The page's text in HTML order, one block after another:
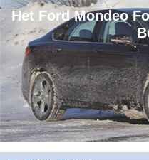
Het Ford Mondeo